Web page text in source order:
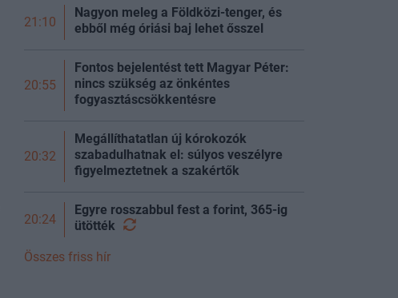
21:10
Nagyon meleg a Földközi-tenger, és
ebből még óriási baj lehet ősszel
20:55
Fontos bejelentést tett Magyar Péter:
nincs szükség az önkéntes
fogyasztáscsökkentésre
20:32
Megállíthatatlan új kórokozók
szabadulhatnak el: súlyos veszélyre
figyelmeztetnek a szakértők
20:24
Egyre rosszabbul fest a forint, 365-ig
ütötték
Összes friss hír